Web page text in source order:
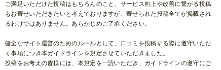
ご満足いただけた投稿はもちろんのこと、サービス向上や改善に繋がる投稿
もお寄せいただきたいと考えておりますが、寄せられた投稿全てが掲載され
るわけではありません。あらかじめご了承ください。
健全なサイト運営のためのルールとして、口コミを投稿する際に遵守いただ
く事項につき本ガイドラインを規定させていただきました。
投稿をお考えの皆様には、本規定を一読いただき、ガイドラインの遵守にご